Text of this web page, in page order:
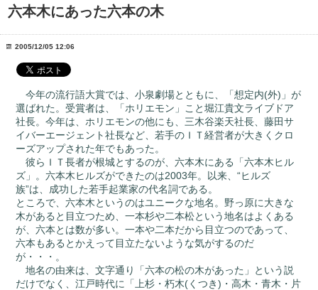
六本木にあった六本の木
2005/12/05 12:06
今年の流行語大賞では、小泉劇場とともに、「想定内(外)」が
選ばれた。受賞者は、「ホリエモン」こと堀江貴文ライブドア
社長。今年は、ホリエモンの他にも、三木谷楽天社長、藤田サ
イバーエージェント社長など、若手のＩＴ経営者が大きくクロ
ーズアップされた年でもあった。
彼らＩＴ長者が根城とするのが、六本木にある「六本木ヒル
ズ」。六本木ヒルズができたのは2003年。以来、“ヒルズ
族”は、成功した若手起業家の代名詞である。
ところで、六本木というのはユニークな地名。野っ原に大きな
木があると目立つため、一本杉や二本松という地名はよくある
が、六本とは数が多い。一本や二本だから目立つのであって、
六本もあるとかえって目立たないような気がするのだ
が・・・。
地名の由来は、文字通り「六本の松の木があった」という説
だけでなく、江戸時代に「上杉・朽木(くつき)・高木・青木・片